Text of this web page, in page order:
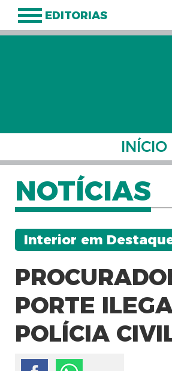
EDITORIAS
INÍCIO
NOTÍCIAS
Interior em
PORTE
POLÍCIA